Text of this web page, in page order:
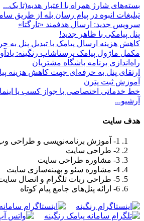
بسته‌های شارژ همراه با اعتبار هدیه(تا یک...
تبلیغات انبوه در پیام رسان بله از طریق
سرویس جدید: ارسال هدفمند «تارگتا»
پنل پیامکی با ظاهر جدید!
کاهش هزینه ارسال پیامک با تبدیل پنل به
مکمل ماژول پیامک پرستاشاپ رنگینه:
راه‌اندازی برنامه باشگاه مشتریان
ارتقای پنل به حرفه‌ای جهت کاهش هزینه
آموزش ثبت پترن
خط خدماتی اختصاصی با جواز کسب یا
آرشیو...
هدف سايت
1- آموزش برنامه‌نویسی و طراحی وب
2- طراحی سایت
3- مشاوره طراحی سایت
4- مشاوره سئو و بهینه‌سازی سایت
5- طراحی ربات تلگرام و انصال سایت به تلگرام
6- ارائه پنل‌های جامع پیام کوتاه